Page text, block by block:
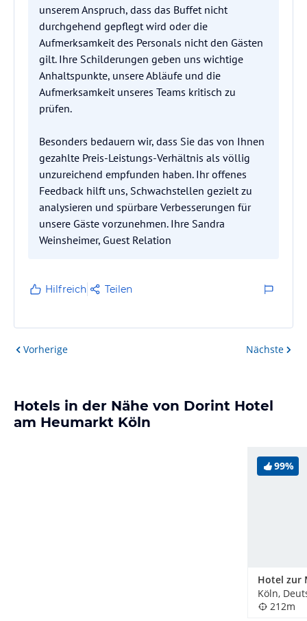
unserem Anspruch, dass das Buffet nicht
durchgehend gepflegt wird oder die
Aufmerksamkeit des Personals nicht den Gästen
gilt. Ihre Schilderungen geben uns wichtige
Anhaltspunkte, unsere Abläufe und die
Aufmerksamkeit unseres Teams kritisch zu
prüfen.
Besonders bedauern wir, dass Sie das von Ihnen
gezahlte Preis-Leistungs-Verhältnis als völlig
unzureichend empfunden haben. Ihr offenes
Feedback hilft uns, Schwachstellen gezielt zu
analysieren und spürbare Verbesserungen für
unsere Gäste vorzunehmen. Ihre Sandra
Weinsheimer, Guest Relation
Hilfreich Teilen
Vorherige Nächste
Hotels in der Nähe von Dorint Hotel
am Heumarkt Köln
99%
Köln,
212m